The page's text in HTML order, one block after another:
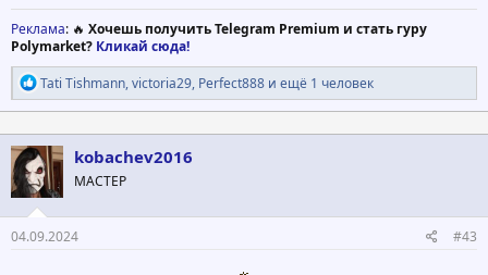
Реклама: 🔥 Хочешь получить Telegram Premium и стать гуру
Polymarket? Кликай сюда!
Р
е
а
к
ц
и
и
:
Tati Tishmann,victoria29, Perfect888 и ещё 1 человек
kobachev2016
МАСТЕР
04.09.2024 #43